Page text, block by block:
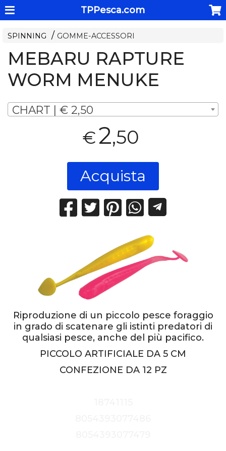
TPPesca.com
SPINNING GOMME-ACCESSORI
MEBARU RAPTURE
WORM MENUKE
CHART | € 2,50
€2,50
Acquista
Riproduzione di un piccolo pesce foraggio
in grado di scatenare gli istinti predatori di
qualsiasi pesce, anche del più pacifico.
PICCOLO ARTIFICIALE DA 5 CM
CONFEZIONE DA 12 PZ